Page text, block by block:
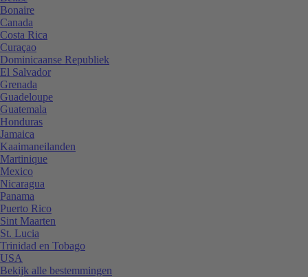
Bonaire
Canada
Costa Rica
Curaçao
Dominicaanse Republiek
El Salvador
Grenada
Guadeloupe
Guatemala
Honduras
Jamaica
Kaaimaneilanden
Martinique
Mexico
Nicaragua
Panama
Puerto Rico
Sint Maarten
St. Lucia
Trinidad en Tobago
USA
Bekijk alle bestemmingen